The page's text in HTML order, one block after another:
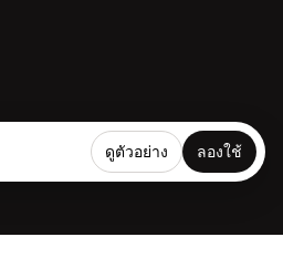
ดูตัวอย่าง ลองใช้